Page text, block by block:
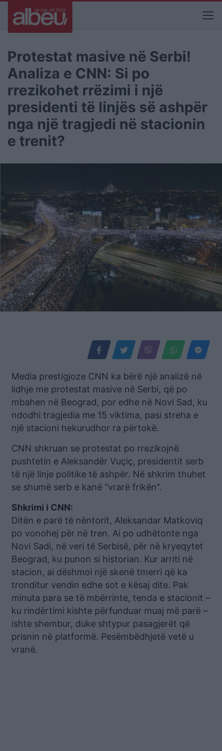
Protestat masive në Serbi!
Analiza e CNN: Si po
rrezikohet rrëzimi i një
presidenti të linjës së ashpër
nga një tragjedi në stacionin
e trenit?
Media prestigjoze CNN ka bërë një analizë në
lidhje me protestat masive në Serbi, që po
mbahen në Beograd, por edhe në Novi Sad, ku
ndodhi tragjedia me 15 viktima, pasi streha e
një stacioni hekurudhor ra përtokë.
CNN shkruan se protestat po rrezikojnë
pushtetin e Aleksandër Vuçiç, presidentit serb
të një linje politike të ashpër. Në shkrim thuhet
se shumë serb e kanë “vrarë frikën”.
Shkrimi i CNN:
Ditën e parë të nëntorit, Aleksandar Matkoviq
po vonohej për në tren. Ai po udhëtonte nga
Novi Sadi, në veri të Serbisë, për në kryeqytet
Beograd, ku punon si historian. Kur arriti në
stacion, ai dëshmoi një skenë tmerri që ka
tronditur vendin edhe sot e kësaj dite. Pak
minuta para se të mbërrinte, tenda e stacionit –
ku rindërtimi kishte përfunduar muaj më parë –
ishte shembur, duke shtypur pasagjerët që
prisnin në platformë. Pesëmbëdhjetë vetë u
vranë.